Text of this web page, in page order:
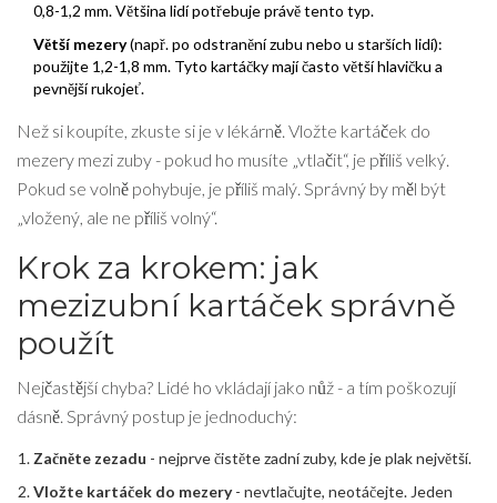
0,8-1,2 mm. Většina lidí potřebuje právě tento typ.
Větší mezery(např. po odstranění zubu nebo u starších lidí):
použijte 1,2-1,8 mm. Tyto kartáčky mají často větší hlavičku a
pevnější rukojeť.
Než si koupíte, zkuste si je v lékárně. Vložte kartáček do
mezery mezi zuby - pokud ho musíte „vtlačit“, je příliš velký.
Pokud se volně pohybuje, je příliš malý. Správný by měl být
„vložený, ale ne příliš volný“.
Krok za krokem: jak
mezizubní kartáček správně
použít
Nejčastější chyba? Lidé ho vkládají jako nůž - a tím poškozují
dásně. Správný postup je jednoduchý:
Začněte zezadu - nejprve čistěte zadní zuby, kde je plak největší.
Vložte kartáček do mezery- nevtlačujte, neotáčejte. Jeden